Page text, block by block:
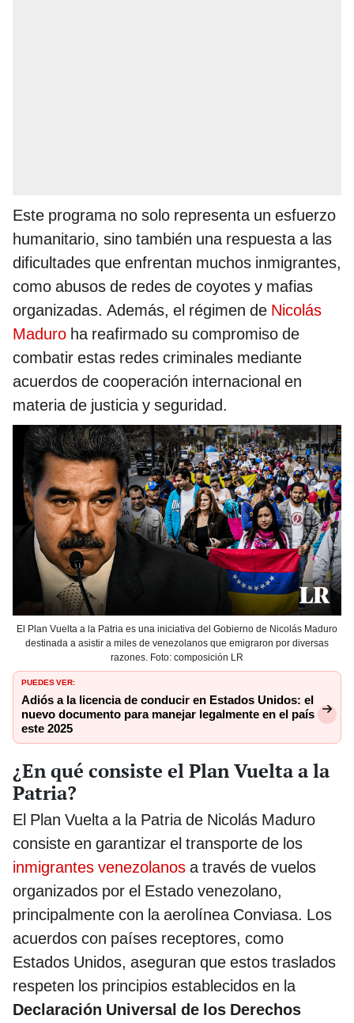
Este programa no solo representa un esfuerzo
humanitario, sino también una respuesta a las
dificultades que enfrentan muchos inmigrantes,
como abusos de redes de coyotes y mafias
organizadas. Además, el régimen de Nicolás
Maduro ha reafirmado su compromiso de
combatir estas redes criminales mediante
acuerdos de cooperación internacional en
materia de justicia y seguridad.
El Plan Vuelta a la Patria es una iniciativa del Gobierno de Nicolás Maduro
destinada a asistir a miles de venezolanos que emigraron por diversas
razones. Foto: composición LR
PUEDES VER:
Adiós a la licencia de conducir en Estados Unidos: el
nuevo documento para manejar legalmente en el país
este 2025
¿En qué consiste el Plan Vuelta a la
Patria?
El Plan Vuelta a la Patria de Nicolás Maduro
consiste en garantizar el transporte de los
inmigrantes venezolanos a través de vuelos
organizados por el Estado venezolano,
principalmente con la aerolínea Conviasa. Los
acuerdos con países receptores, como
Estados Unidos, aseguran que estos traslados
respeten los principios establecidos en la
Declaración Universal de los Derechos